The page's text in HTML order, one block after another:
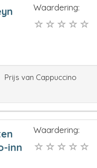
Waardering:
Prijs van Cappuccino
inn
Waardering: